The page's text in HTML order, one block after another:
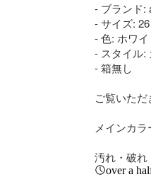
- ブランド:
- サイズ: 26
- 色: ホワイ
- スタイル:
- 箱無し
ご覧いただ
メインカラ
汚れ・破れ
over a